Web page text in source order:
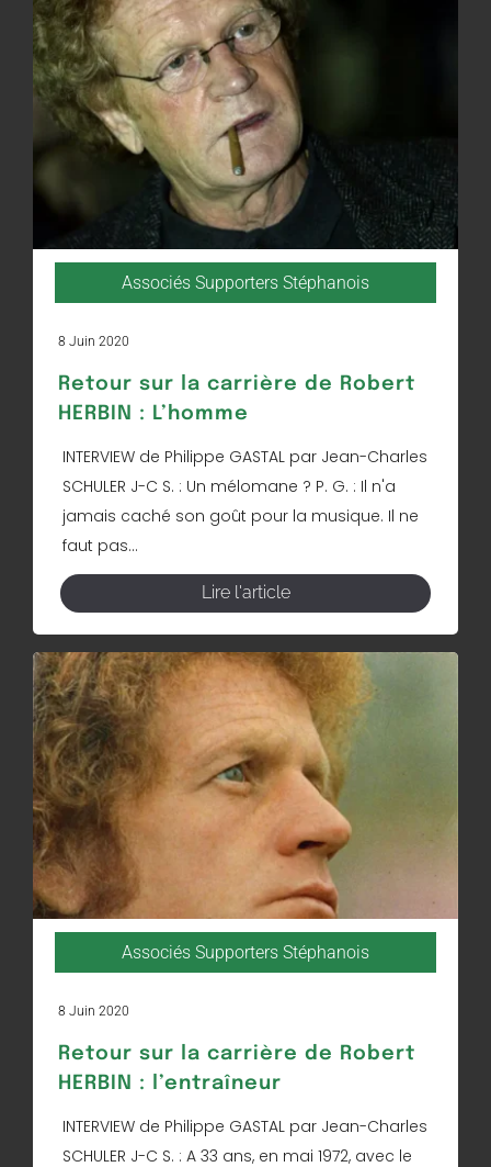
Associés Supporters Stéphanois
8 Juin 2020
Retour sur la carrière de Robert
HERBIN : L’homme
INTERVIEW de Philippe GASTAL par Jean-Charles
SCHULER J-C S. : Un mélomane ? P. G. : Il n'a
jamais caché son goût pour la musique. Il ne
faut pas...
Lire l'article
Associés Supporters Stéphanois
8 Juin 2020
Retour sur la carrière de Robert
HERBIN : l’entraîneur
INTERVIEW de Philippe GASTAL par Jean-Charles
SCHULER J-C S. : A 33 ans, en mai 1972, avec le